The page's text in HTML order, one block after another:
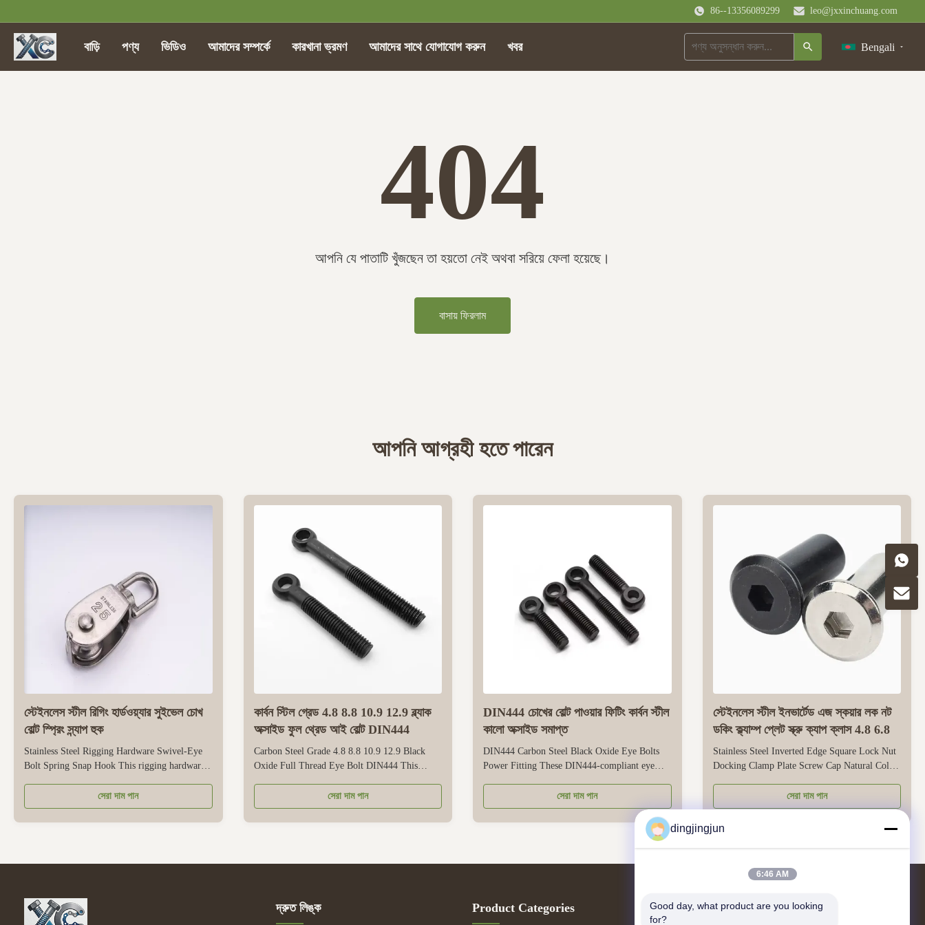
86--13356089299 leo@jxxinchuang.com
বাড়ি পণ্য ভিডিও আমাদের সম্পর্কে কারখানা ভ্রমণ আমাদের সাথে যোগাযোগ করুন খবর Bengali
404
আপনি যে পাতাটি খুঁজছেন তা হয়তো নেই অথবা সরিয়ে ফেলা হয়েছে।
বাসায় ফিরলাম
আপনি আগ্রহী হতে পারেন
স্টেইনলেস স্টীল রিগিং হার্ডওয়্যার সুইভেল চোখ
বোল্ট স্প্রিং স্ন্যাপ হুক
Stainless Steel Rigging Hardware Swivel-Eye
Bolt Spring Snap Hook This rigging hardware
rotating eyebolt, a spring, and a spring hook -
all made of stainless steel for durability. Its
stainless steel structure has good corrosion
সেরা দাম পান
কার্বন স্টিল গ্রেড 4.8 8.8 10.9 12.9 ব্ল্যাক
অক্সাইড ফুল থ্রেড আই বোল্ট DIN444
Carbon Steel Grade 4.8 8.8 10.9 12.9 Black
Oxide Full Thread Eye Bolt DIN444 This
industrial lifting, securing, and hoisting, with a
range of carbon steel strength grades to match
diverse load needs. Grades 4.8 handles light
সেরা দাম পান
DIN444 চোখের বোল্ট পাওয়ার ফিটিং কার্বন স্টীল
কালো অক্সাইড সমাপ্ত
DIN444 Carbon Steel Black Oxide Eye Bolts
Power Fitting These DIN444-compliant eye
for securing, lifting, and anchoring electrical
power system components. Made from high-
strength carbon steel, they balance mechanical
সেরা দাম পান
স্টেইনলেস স্টীল ইনভার্টেড এজ স্কয়ার লক নট
ডকিং ক্ল্যাম্প প্লেট স্ক্রু ক্যাপ ক্লাস 4.8 6.8
Stainless Steel Inverted Edge Square Lock Nut
Docking Clamp Plate Screw Cap Natural Color
Square Lock Nut Docking Clamp Plate Screw
Cap Natural Color Class 4.8 6.8Measurement
ShapeRoundThread ...
সেরা দাম পান
দ্রুত লিঙ্ক Product Categories আমাদের সাথে যোগাযোগ
dingjingjun
6:46 AM
Good day, what product are you looking
for?